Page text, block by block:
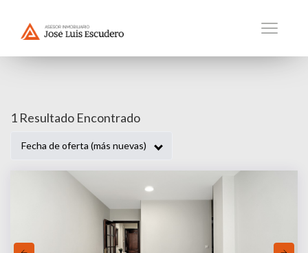
1 Venta En Granada Armilla
1 Resultado Encontrado
Fecha de oferta (más nuevas)